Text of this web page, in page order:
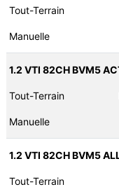
Tout-Terrain
Manuelle
1.2 VTI 82CH BVM5
Tout-Terrain
Manuelle
1.2 VTI 82CH BVM5
Tout-Terrain